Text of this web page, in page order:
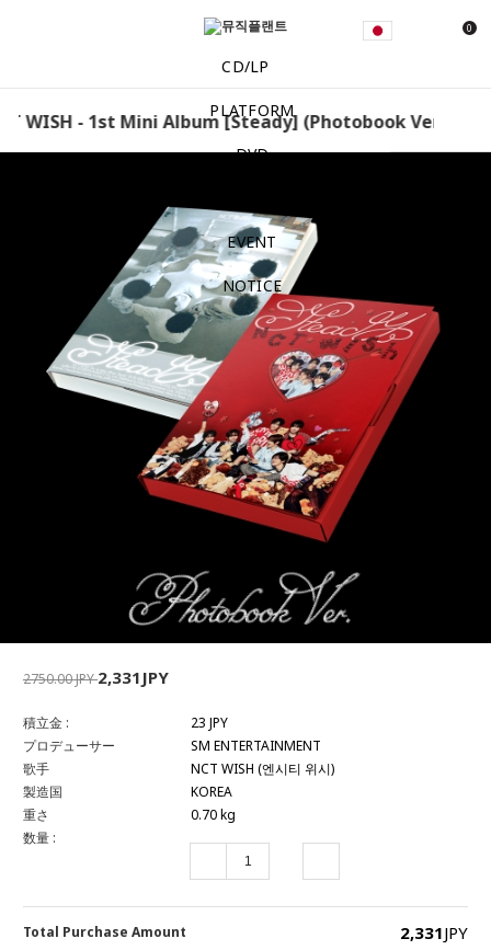
0
CD/LP
PLATFORM
DVD
EVENT
NOTICE
WISH - 1st Mini Album [Steady] (Photobook Ver.)
2750.00 JPY2,331JPY
積立金 :
23 JPY
プロデューサー
SM ENTERTAINMENT
歌手
NCT WISH (엔시티 위시)
製造国
KOREA
重さ
0.70 kg
数量 :
Total Purchase Amount 2,331JPY